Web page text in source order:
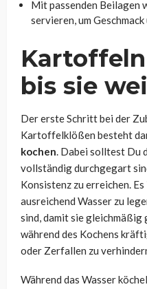
Mit passenden Beilagen
servieren, um
bis sie
Der erste Schritt bei der
Kartoffelklößen besteht
kochen. Dabei solltest Du
vollständig durchgegart
Konsistenz zu erreichen.
ausreichend Wasser zu
sind, damit sie gleichmäßig
während des Kochens
oder Zerfallen zu
Während das Wasser